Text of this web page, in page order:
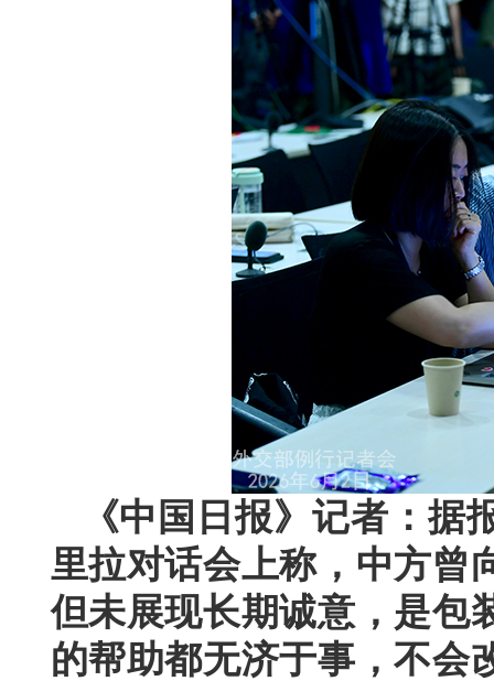
《中国日报》记者：
里拉对话会上称，中方曾
但未展现长期诚意，是包
的帮助都无济于事，不会